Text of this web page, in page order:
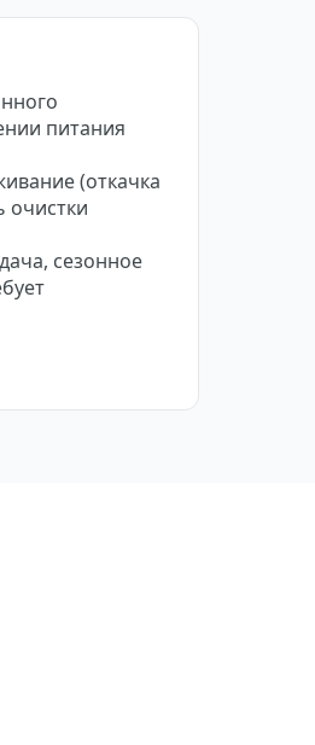
питания
(откачка
очистки
сезонное